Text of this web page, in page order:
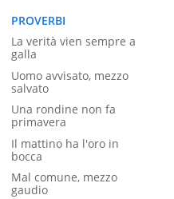
PROVERBI
La verità vien sempre a
galla
Uomo avvisato, mezzo
salvato
Una rondine non fa
primavera
Il mattino ha l'oro in
bocca
Mal comune, mezzo
gaudio